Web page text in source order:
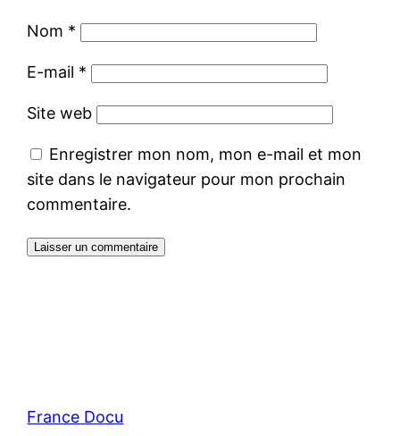
Nom *
E-mail *
Site web
Enregistrer mon nom, mon e-mail et mon
site dans le navigateur pour mon prochain
commentaire.
France Docu